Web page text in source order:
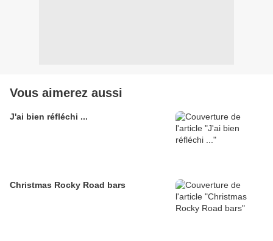
Vous aimerez aussi
J'ai bien réfléchi ...
Christmas Rocky Road bars